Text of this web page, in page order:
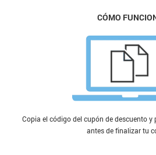
CÓMO
Copia el código del cupón de descuento
antes de finalizar tu